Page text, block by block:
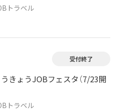
トラベル
きょうJOBフェスタ（7/23開
トラベル
受付終了